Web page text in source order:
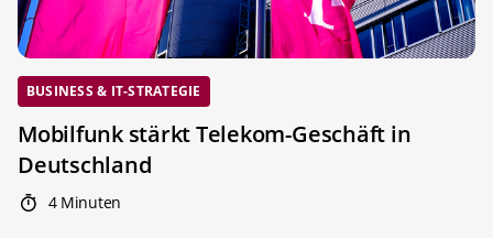
BUSINESS & IT-STRATEGIE
Mobilfunk stärkt Telekom-Geschäft in
Deutschland
4 Minuten